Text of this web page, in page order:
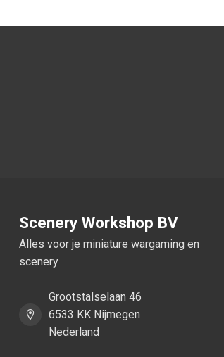
Scenery Workshop BV
Alles voor je miniature wargaming en
scenery
Grootstalselaan 46
6533 KK Nijmegen
Nederland